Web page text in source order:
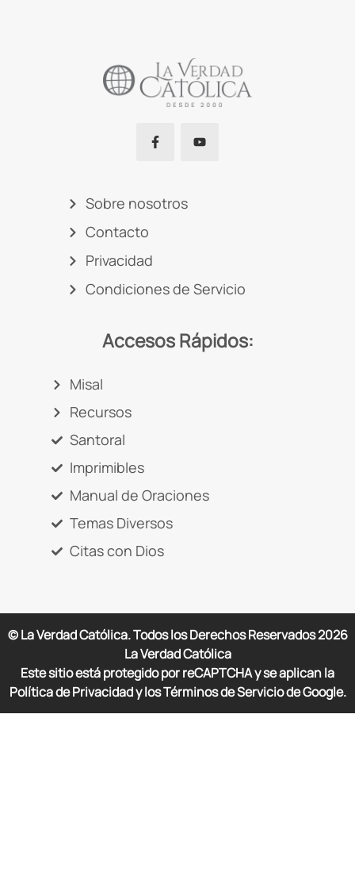
Sobre nosotros
Contacto
Privacidad
Condiciones de Servicio
Accesos Rápidos:
Misal
Recursos
Santoral
Imprimibles
Manual de Oraciones
Temas Diversos
Citas con Dios
© La Verdad Católica. Todos los Derechos Reservados2026
La Verdad Católica
Este sitio está protegido por reCAPTCHA y se aplican la
Política de Privacidad y los Términos de Servicio de Google.